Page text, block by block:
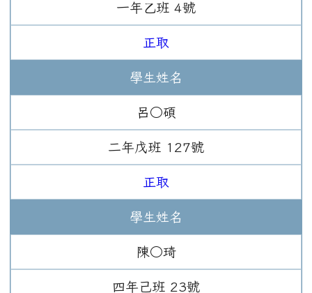
一年 乙班 4號
正取
學生姓名
呂○碩
二年 戊班 127號
正取
學生姓名
陳○琦
四年 己班 23號